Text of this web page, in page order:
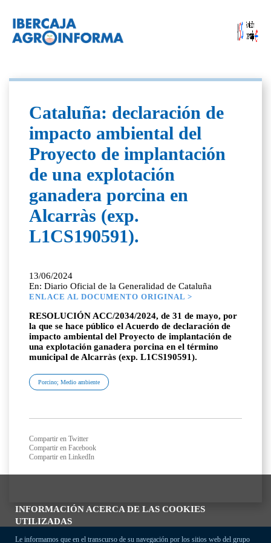
INFORMACIÓN ACERCA DE LAS COOKIES
UTILIZADAS
Le informamos que en el transcurso de su navegación por los sitios web del grupo
Cataluña: declaración de
impacto ambiental del
Proyecto de implantación
de una explotación
ganadera porcina en
Alcarràs (exp.
L1CS190591).
13/06/2024
En: Diario Oficial de la Generalidad de Cataluña
ENLACE AL DOCUMENTO ORIGINAL >
RESOLUCIÓN ACC/2034/2024, de 31 de mayo, por
la que se hace público el Acuerdo de declaración de
impacto ambiental del Proyecto de implantación de
una explotación ganadera porcina en el término
municipal de Alcarràs (exp. L1CS190591).
Porcino; Medio ambiente
Compartir en Twitter
Compartir en Facebook
Compartir en LinkedIn